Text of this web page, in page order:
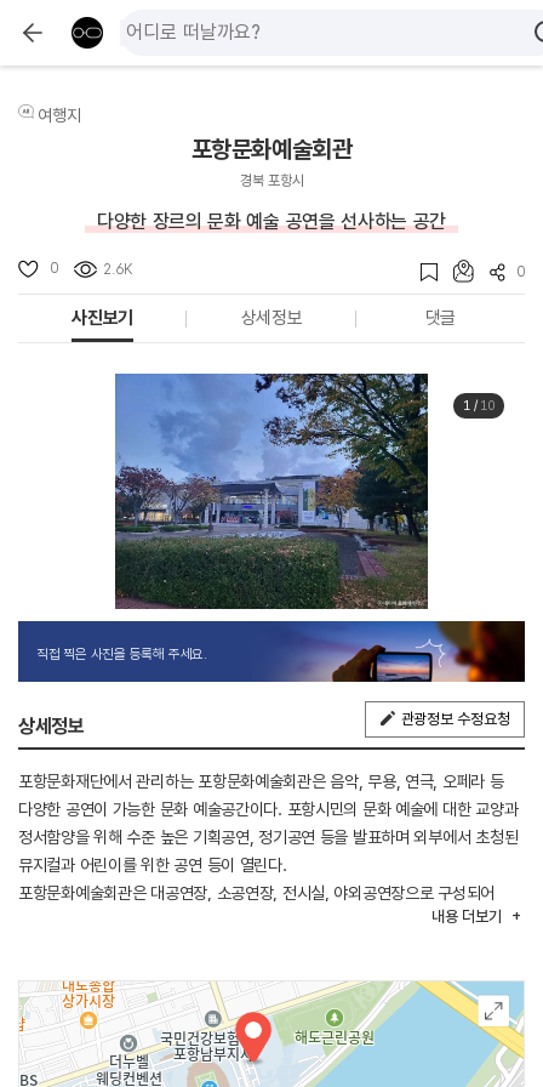
여행지
포항문화예술회관
경북 포항시
다양한 장르의 문화 예술 공연을 선사하는 공간
0 2.6K 0
사진보기 상세정보 댓글
1/ 10
직접 찍은 사진을 등록해 주세요.
상세정보 관광정보 수정요청
포항문화재단에서 관리하는 포항문화예술회관은 음악, 무용, 연극, 오페라 등
다양한 공연이 가능한 문화 예술공간이다. 포항시민의 문화 예술에 대한 교양과
정서함양을 위해 수준 높은 기획공연, 정기공연 등을 발표하며 외부에서 초청된
뮤지컬과 어린이를 위한 공연 등이 열린다.
포항문화예술회관은 대공연장, 소공연장, 전시실, 야외공연장으로 구성되어
있다. 대공연장의 경우에는 900명 넘게 수용 가능하며 중앙에 승강무대를
무대음향 및 영상 시설을 갖춘 공연장으로 약 260명 정도 수용 가능하다. 이
외에도 기타 시설로 국악 연습실, 교향악단 연습실, 합창단 연습실, 카페, 회의실
등이 있다.
주관 중인 교육 프로그램으로는 형산강 물수리 특공대, 예술인 역량 강화
내용 더보기